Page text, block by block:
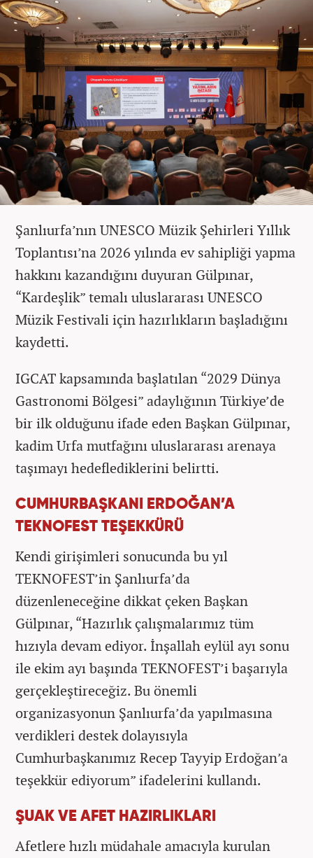
Şanlıurfa’nın UNESCO Müzik Şehirleri Yıllık
Toplantısı’na 2026 yılında ev sahipliği yapma
hakkını kazandığını duyuran Gülpınar,
“Kardeşlik” temalı uluslararası UNESCO
Müzik Festivali için hazırlıkların başladığını
kaydetti.
IGCAT kapsamında başlatılan “2029 Dünya
Gastronomi Bölgesi” adaylığının Türkiye’de
bir ilk olduğunu ifade eden Başkan Gülpınar,
kadim Urfa mutfağını uluslararası arenaya
taşımayı hedeflediklerini belirtti.
CUMHURBAŞKANI ERDOĞAN’A
TEKNOFEST TEŞEKKÜRÜ
Kendi girişimleri sonucunda bu yıl
TEKNOFEST’in Şanlıurfa’da
düzenleneceğine dikkat çeken Başkan
Gülpınar, “Hazırlık çalışmalarımız tüm
hızıyla devam ediyor. İnşallah eylül ayı sonu
ile ekim ayı başında TEKNOFEST’i başarıyla
gerçekleştireceğiz. Bu önemli
organizasyonun Şanlıurfa’da yapılmasına
verdikleri destek dolayısıyla
Cumhurbaşkanımız Recep Tayyip Erdoğan’a
teşekkür ediyorum” ifadelerini kullandı.
ŞUAK VE AFET HAZIRLIKLARI
Afetlere hızlı müdahale amacıyla kurulan